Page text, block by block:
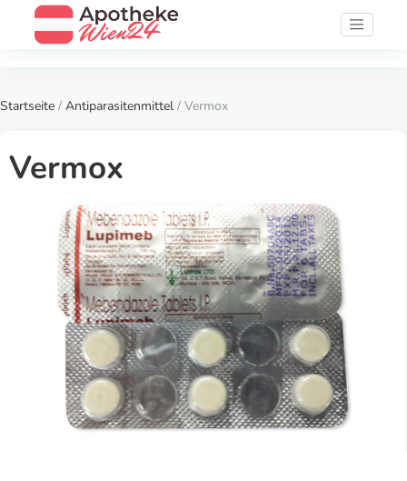
Startseite / Antiparasitenmittel / Vermox
Vermox